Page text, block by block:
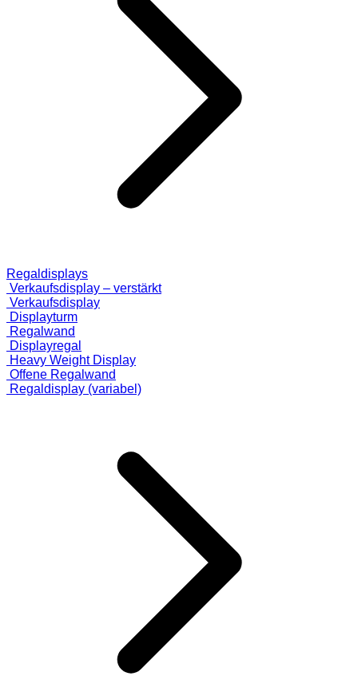
Regaldisplays
Verkaufsdisplay – verstärkt
Verkaufsdisplay
Displayturm
Regalwand
Displayregal
Heavy Weight Display
Offene Regalwand
Regaldisplay (variabel)